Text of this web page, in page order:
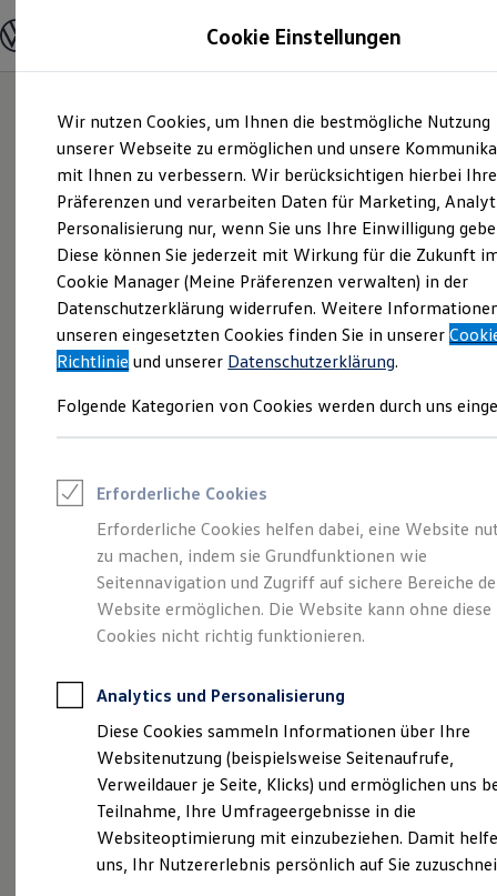
Hauptinhalt
springen
Footer
springen
Modelle und Konfigurator
Modelle vergleichen
Elektroautos
ENERGY Sondermodelle
Nutzfahrzeuge
SUV und CUV
Familienautos
Kombis
Kompaktwagen
Sportwagen
Schnell verfügbare Fahrzeuge
Angebote und Produkte
Aktuelle Angebote
E-Auto-Förderung
Volkswagen Marktplatz
Junge Gebrauchtwagen und Gebrauchtwagen
Saisonangebote
Leasing
Leasing-Angebote
Gebrauchtwagen Leasing
Junge Gebrauchtwagen-Leasing
Elektroauto Leasing
Kleinwagen-Leasing
Leasing ohne Anzahlung
Autokredit mit Schlussrate
Versicherungen und Garantien
Kfz-Versicherung
Restschuldversicherungen
Garantien
Wartungsverträge
Geschäftskunden
Professional Class bei Volkswagen
Großkunden
Behörden
Starte deine Karriere
mit der Graf-
Hardenberg-Gruppe
(Impressum & Rechtliches)
Cookie Einstellungen
Wir nutzen Cookies, um Ihnen die bestmögliche Nutzung
unserer Webseite zu ermöglichen und unsere
mit Ihnen zu verbessern. Wir berücksichtigen hierbei Ihre
Präferenzen und verarbeiten Daten für Marketing,
Personalisierung nur, wenn Sie uns Ihre Einwilligung
Diese können Sie jederzeit mit Wirkung für die Zukunft
Cookie Manager (Meine Präferenzen verwalten) in der
Datenschutzerklärung widerrufen. Weitere
unseren eingesetzten Cookies finden Sie in unserer
Richtlinie und unserer Datenschutzerklärung.
Folgende Kategorien von Cookies werden durch uns
Erforderliche Cookies
Erforderliche Cookies helfen dabei, eine Website
zu machen, indem sie Grundfunktionen wie
Seitennavigation und Zugriff auf sichere Bereiche
Website ermöglichen. Die Website kann ohne diese
Cookies nicht richtig funktionieren.
Analytics und Personalisierung
Diese Cookies sammeln Informationen über Ihre
Websitenutzung (beispielsweise Seitenaufrufe,
Verweildauer je Seite, Klicks) und ermöglichen uns
Teilnahme, Ihre Umfrageergebnisse in die
Websiteoptimierung mit einzubeziehen. Damit
uns, Ihr Nutzererlebnis persönlich auf Sie